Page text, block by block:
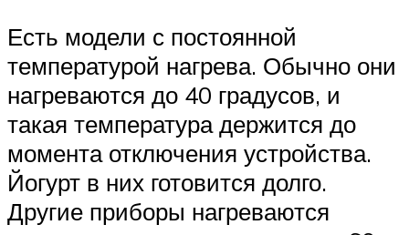
Есть модели с постоянной
температурой нагрева. Обычно они
нагреваются до 40 градусов, и
такая температура держится до
момента отключения устройства.
Йогурт в них готовится долго.
Другие приборы нагреваются